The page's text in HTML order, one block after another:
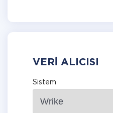
VERI ALICISI
Sistem